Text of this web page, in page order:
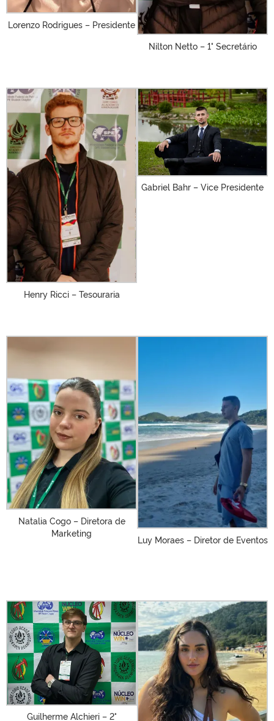
Lorenzo Rodrigues – Presidente
Nilton Netto – 1° Secretário
Henry Ricci – Tesouraria
Gabriel Bahr – Vice Presidente
Natalia Cogo – Diretora de
Marketing
Luy Moraes – Diretor de Eventos
Guilherme Alchieri – 2°